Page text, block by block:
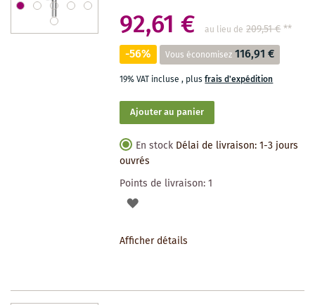
92,61 € au lieu de 209,51 €**
-56% Vous économisez 116,91 €
19% VAT incluse, plusfrais d'expédition
Ajouter au panier
En stock Délai de livraison: 1-3 jours
ouvrés
Points de livraison:1
AJOUTER
Afficher détails